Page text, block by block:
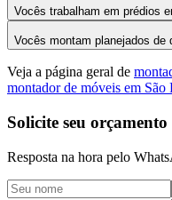
Vocês trabalham em prédios
Vocês montam planejados de
Veja a página geral de
montador de móveis em São
Solicite seu
Resposta na hora pelo